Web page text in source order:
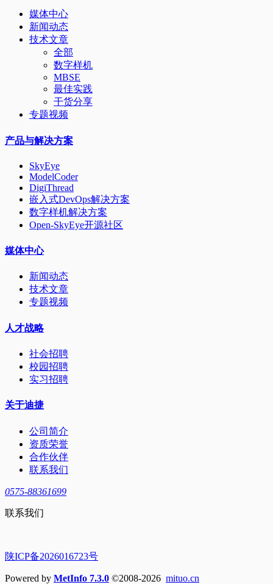
媒体中心
新闻动态
技术文章
全部
数字样机
MBSE
最佳实践
干货分享
专题视频
产品与解决方案
SkyEye
ModelCoder
DigiThread
嵌入式DevOps解决方案
数字样机解决方案
Open-SkyEye开源社区
媒体中心
新闻动态
技术文章
专题视频
人才战略
社会招聘
校园招聘
实习招聘
关于迪捷
公司简介
资质荣誉
合作伙伴
联系我们
0575-88361699
联系我们
陕ICP备2026016723号
Powered by MetInfo 7.3.0 ©2008-2026 mituo.cn